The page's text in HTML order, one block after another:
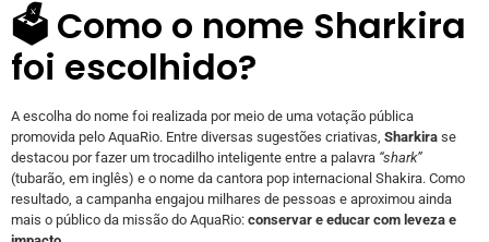
🗳️ Como o nome Sharkira
foi escolhido?
A escolha do nome foi realizada por meio de uma votação pública
promovida pelo AquaRio. Entre diversas sugestões criativas, Sharkira se
destacou por fazer um trocadilho inteligente entre a palavra “shark”
(tubarão, em inglês) e o nome da cantora pop internacional Shakira. Como
resultado, a campanha engajou milhares de pessoas e aproximou ainda
mais o público da missão do AquaRio: conservar e educar com leveza e